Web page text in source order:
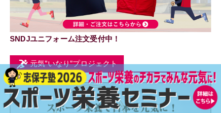
SNDJユニフォーム注文受付中！
元気”いなり”プロジェクト